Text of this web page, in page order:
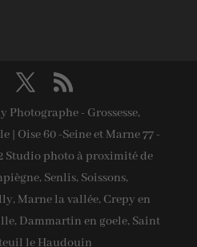
Photographe - Grossesse,
| Oise 60 -Seine et Marne 77 -
Studio photo à proximité de
Senlis, Soissons,
Marne la vallée, Crepy en
Dammartin en goele, Saint
le Haudouin